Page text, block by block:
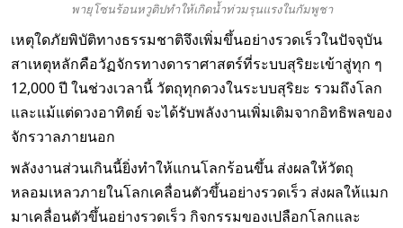
พายุโซนร้อนหวูติปทำให้เกิดน้ำท่วมรุนแรงในกัมพูชา
เหตุใดภัยพิบัติทางธรรมชาติจึงเพิ่มขึ้นอย่างรวดเร็วในปัจจุบัน
สาเหตุหลักคือวัฏจักรทางดาราศาสตร์ที่ระบบสุริยะเข้าสู่ทุก ๆ
12,000 ปี ในช่วงเวลานี้ วัตถุทุกดวงในระบบสุริยะ รวมถึงโลก
และแม้แต่ดวงอาทิตย์ จะได้รับพลังงานเพิ่มเติมจากอิทธิพลของ
จักรวาลภายนอก
พลังงานส่วนเกินนี้ยิ่งทำให้แกนโลกร้อนขึ้น ส่งผลให้วัตถุ
หลอมเหลวภายในโลกเคลื่อนตัวขึ้นอย่างรวดเร็ว ส่งผลให้แมก
มาเคลื่อนตัวขึ้นอย่างรวดเร็ว กิจกรรมของเปลือกโลกและ